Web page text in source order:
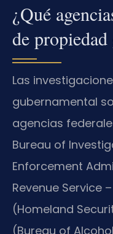
¿Qué
de
Las
gubernamental
agencias
Bureau of
Enforcement
Revenue Service
(Homeland
(Bureau of